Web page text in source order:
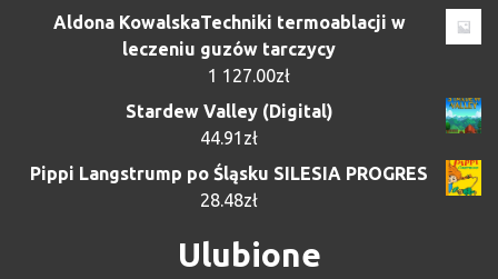
Aldona KowalskaTechniki termoablacji w
leczeniu guzów tarczycy
1 127.00zł
Stardew Valley (Digital)
44.91 zł
Pippi Langstrump po Śląsku SILESIA PROGRES
28.48zł
Ulubione